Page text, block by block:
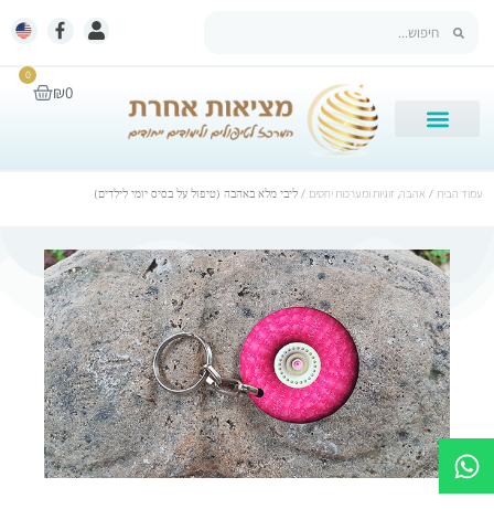
₪0
0
עמוד הבית / אהבה, זוגיות ומערכות יחסים / ליבי מלא באהבה (טיפול על בסיס יומי לילדים)